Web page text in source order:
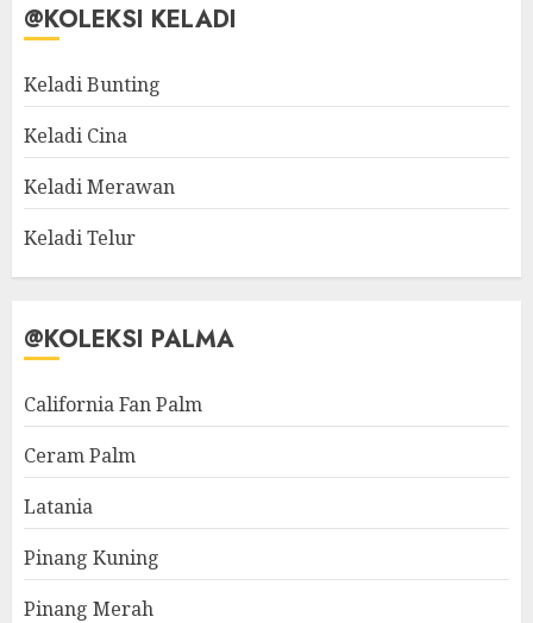
@KOLEKSI KELADI
Keladi Bunting
Keladi Cina
Keladi Merawan
Keladi Telur
@KOLEKSI PALMA
California Fan Palm
Ceram Palm
Latania
Pinang Kuning
Pinang Merah